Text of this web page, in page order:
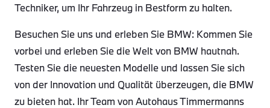
Techniker, um Ihr Fahrzeug in Bestform zu halten.
Besuchen Sie uns und erleben Sie BMW: Kommen Sie
vorbei und erleben Sie die Welt von BMW hautnah.
Testen Sie die neuesten Modelle und lassen Sie sich
von der Innovation und Qualität überzeugen, die BMW
zu bieten hat. Ihr Team von Autohaus Timmermanns